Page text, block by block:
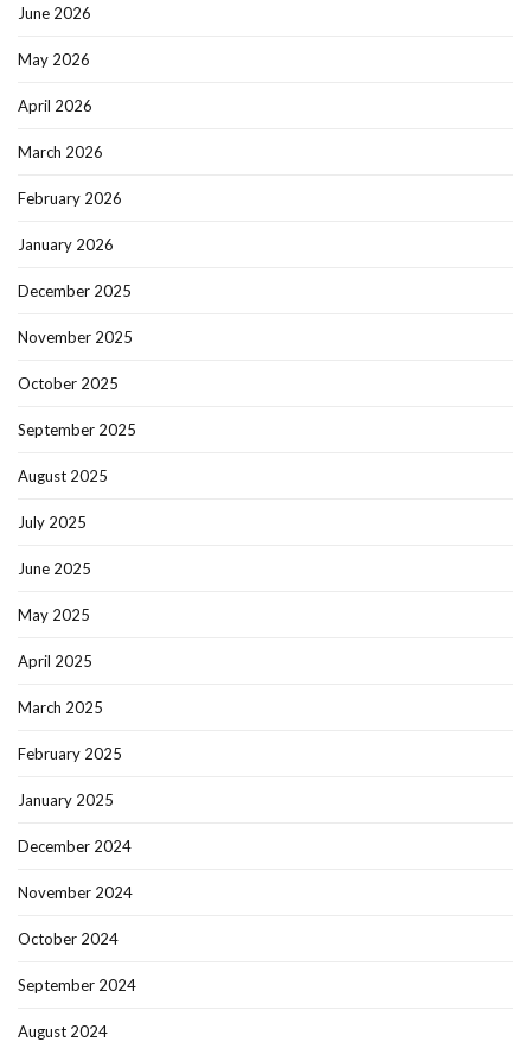
June 2026
May 2026
April 2026
March 2026
February 2026
January 2026
December 2025
November 2025
October 2025
September 2025
August 2025
July 2025
June 2025
May 2025
April 2025
March 2025
February 2025
January 2025
December 2024
November 2024
October 2024
September 2024
August 2024